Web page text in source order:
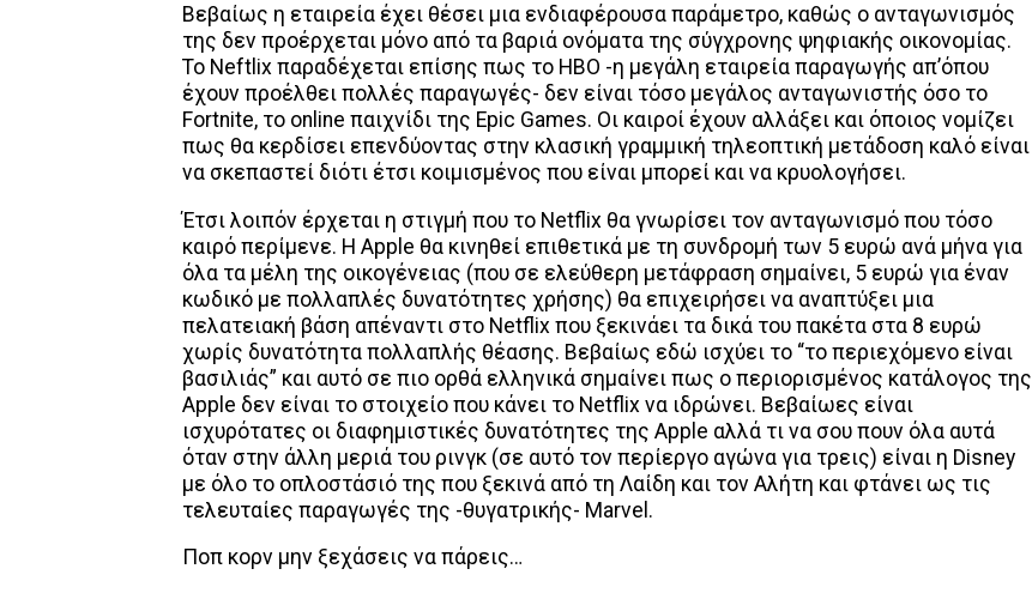
Βεβαίως η εταιρεία έχει θέσει μια ενδιαφέρουσα παράμετρο, καθώς ο ανταγωνισμός
της δεν προέρχεται μόνο από τα βαριά ονόματα της σύγχρονης ψηφιακής οικονομίας.
Το Neftlix παραδέχεται επίσης πως το HBO -η μεγάλη εταιρεία παραγωγής απ’όπου
έχουν προέλθει πολλές παραγωγές- δεν είναι τόσο μεγάλος ανταγωνιστής όσο το
Fortnite, το online παιχνίδι της Epic Games. Οι καιροί έχουν αλλάξει και όποιος νομίζει
πως θα κερδίσει επενδύοντας στην κλασική γραμμική τηλεοπτική μετάδοση καλό είναι
να σκεπαστεί διότι έτσι κοιμισμένος που είναι μπορεί και να κρυολογήσει.
Έτσι λοιπόν έρχεται η στιγμή που το Netflix θα γνωρίσει τον ανταγωνισμό που τόσο
καιρό περίμενε. Η Apple θα κινηθεί επιθετικά με τη συνδρομή των 5 ευρώ ανά μήνα για
όλα τα μέλη της οικογένειας (που σε ελεύθερη μετάφραση σημαίνει, 5 ευρώ για έναν
κωδικό με πολλαπλές δυνατότητες χρήσης) θα επιχειρήσει να αναπτύξει μια
πελατειακή βάση απέναντι στο Netflix που ξεκινάει τα δικά του πακέτα στα 8 ευρώ
χωρίς δυνατότητα πολλαπλής θέασης. Βεβαίως εδώ ισχύει το “το περιεχόμενο είναι
βασιλιάς” και αυτό σε πιο ορθά ελληνικά σημαίνει πως ο περιορισμένος κατάλογος της
Apple δεν είναι το στοιχείο που κάνει το Netflix να ιδρώνει. Βεβαίωες είναι
ισχυρότατες οι διαφημιστικές δυνατότητες της Apple αλλά τι να σου πουν όλα αυτά
όταν στην άλλη μεριά του ρινγκ (σε αυτό τον περίεργο αγώνα για τρεις) είναι η Disney
με όλο το οπλοστάσιό της που ξεκινά από τη Λαίδη και τον Αλήτη και φτάνει ως τις
τελευταίες παραγωγές της -θυγατρικής- Marvel.
Ποπ κορν μην ξεχάσεις να πάρεις…